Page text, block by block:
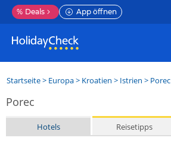
% Deals App öffnen
Startseite> Europa> Kroatien > Istrien > Porec
Porec
Hotels Reisetipps